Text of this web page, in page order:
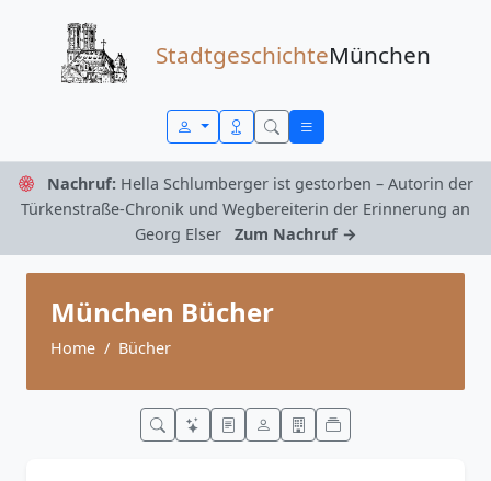
StadtgeschichteMünchen
Nachruf: Hella Schlumberger ist gestorben – Autorin der
Türkenstraße-Chronik und Wegbereiterin der Erinnerung an
Georg Elser
Zum Nachruf →
München Bücher
Home Bücher